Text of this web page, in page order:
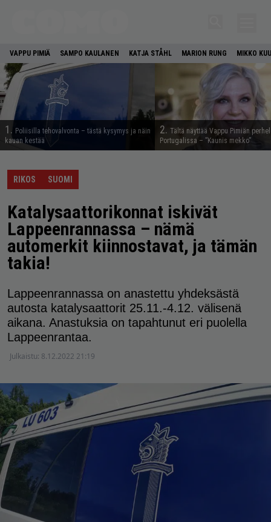
VAPPU PIMIÄ SAMPO KAULANEN KATJA STÅHL MARION RUNG MIKKO
1. Poliisilla tehovalvonta – tästä kysymys ja näin
kauan kestää
2. Tältä näyttää Vappu Pimiän
Portugalissa – ”Kaunis mekko”
RIKOS SUOMI
Katalysaattorikonnat iskivät
Lappeenrannassa – nämä
automerkit kiinnostavat, ja tämän
takia!
Lappeenrannassa on anastettu yhdeksästä
autosta katalysaattorit 25.11.-4.12. välisenä
aikana. Anastuksia on tapahtunut eri puolella
Lappeenrantaa.
Julkaistu: 8.12.2022 21:19